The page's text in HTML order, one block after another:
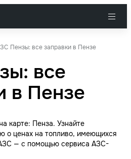
Пензы: все заправки в Пензе
все
в Пензе
карте: Пенза. Узнайте
о ценах на топливо, имеющихся
— с помощью сервиса АЗС-